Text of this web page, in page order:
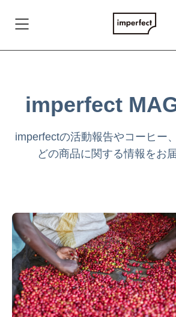
ログイン
お問い合わせ
すべての商品
Coffee
imperfect
imperfectの活動報告やコーヒー
どの商品に関する情報をお